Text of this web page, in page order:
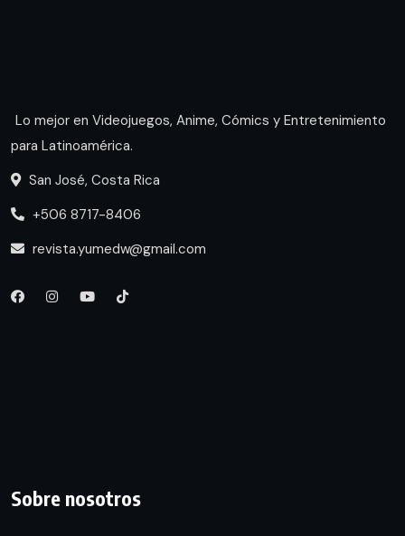
Lo mejor en Videojuegos, Anime, Cómics y Entretenimiento
para Latinoamérica.
San José, Costa Rica
+506 8717-8406
revista.yumedw@gmail.com
Sobre nosotros